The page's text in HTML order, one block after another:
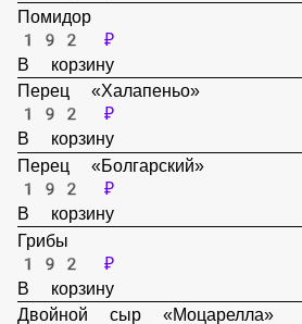
В корзину
Помидор
192 ₽
В корзину
Перец «Халапеньо»
192 ₽
В корзину
Перец «Болгарский»
192 ₽
В корзину